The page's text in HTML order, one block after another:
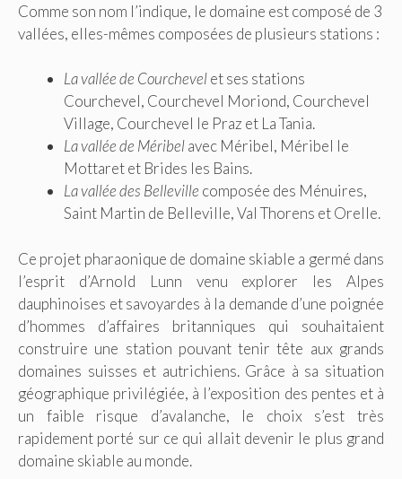
Comme son nom l’indique, le domaine est composé de 3
vallées, elles-mêmes composées de plusieurs stations :
La vallée de Courchevelet ses stations
Courchevel, Courchevel Moriond, Courchevel
Village, Courchevel le Praz et La Tania.
La vallée de Méribelavec Méribel, Méribel le
Mottaret et Brides les Bains.
La vallée des Belleville composée des Ménuires,
Saint Martin de Belleville, Val Thorens et Orelle.
Ce projet pharaonique de domaine skiable a germé dans
l’esprit d’Arnold Lunn venu explorer les Alpes
dauphinoises et savoyardes à la demande d’une poignée
d’hommes d’affaires britanniques qui souhaitaient
construire une station pouvant tenir tête aux grands
domaines suisses et autrichiens. Grâce à sa situation
géographique privilégiée, à l’exposition des pentes et à
un faible risque d’avalanche, le choix s’est très
rapidement porté sur ce qui allait devenir le plus grand
domaine skiable au monde.